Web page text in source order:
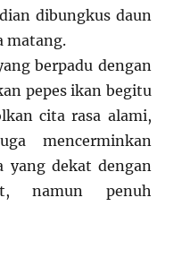
dibungkus daun
matang.
berpadu dengan
pepes ikan begitu
cita rasa alami,
mencerminkan
yang dekat dengan
namun penuh